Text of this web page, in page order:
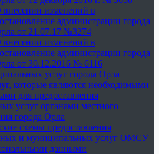
изменений в
администрации города
от 21.07.17 №3274
изменений в
администрации города
от 30.12.2016 № 6116
услуг города Орла
которые являются необходимыми
для предоставления
услуг органами местного
города Орла
схемы предоставления
и муниципальных услуг ОМСУ
данными